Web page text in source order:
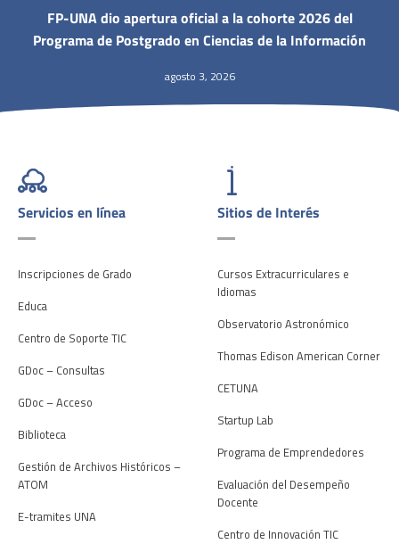
FP-UNA dio apertura oficial a la cohorte 2026 del
Programa de Postgrado en Ciencias de la Información
agosto 3, 2026
Servicios en línea
Inscripciones de Grado
Educa
Centro de Soporte TIC
GDoc – Consultas
GDoc – Acceso
Biblioteca
Gestión de Archivos Históricos –
ATOM
E-tramites UNA
Sitios de Interés
Cursos Extracurriculares e
Idiomas
Observatorio Astronómico
Thomas Edison American Corner
CETUNA
Startup Lab
Programa de Emprendedores
Evaluación del Desempeño
Docente
Centro de Innovación TIC